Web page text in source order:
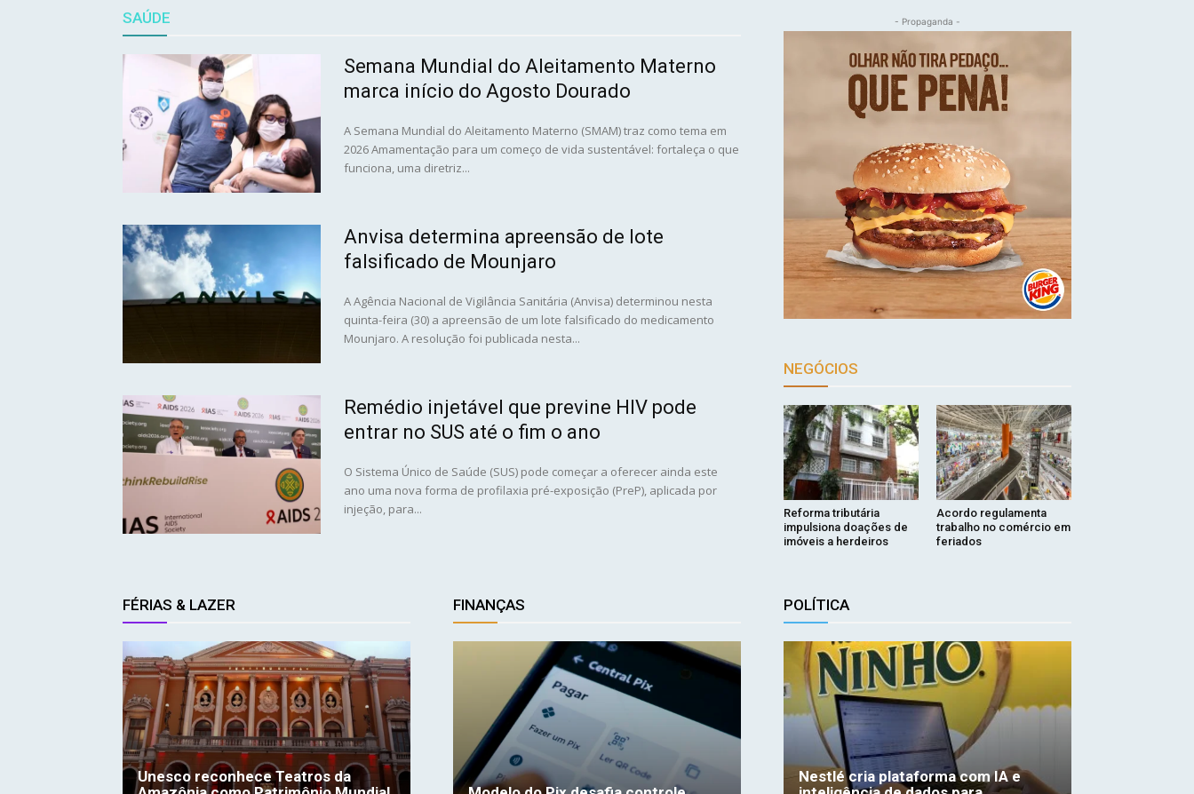
SAÚDE
Semana Mundial do Aleitamento Materno
marca início do Agosto Dourado
A Semana Mundial do Aleitamento Materno (SMAM) traz como tema em
2026 Amamentação para um começo de vida sustentável: fortaleça o que
funciona, uma diretriz...
Anvisa determina apreensão de lote
falsificado de Mounjaro
A Agência Nacional de Vigilância Sanitária (Anvisa) determinou nesta
quinta-feira (30) a apreensão de um lote falsificado do medicamento
Mounjaro. A resolução foi publicada nesta...
Remédio injetável que previne HIV pode
entrar no SUS até o fim o ano
O Sistema Único de Saúde (SUS) pode começar a oferecer ainda este
ano uma nova forma de profilaxia pré-exposição (PreP), aplicada por
injeção, para...
- Propaganda -
NEGÓCIOS
Reforma tributária
impulsiona doações de
imóveis a herdeiros
Acordo regulamenta
trabalho no comércio em
feriados
FÉRIAS & LAZER
Unesco reconhece Teatros da
FINANÇAS POLÍTICA
Nestlé cria plataforma com IA e